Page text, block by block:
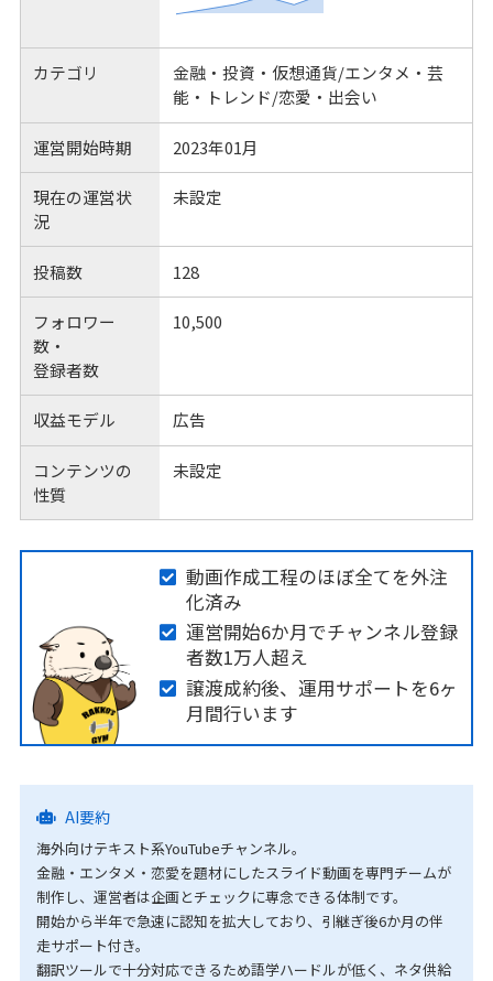
カテゴリ
金融・投資・仮想通貨/エンタメ・芸
能・トレンド/恋愛・出会い
運営開始時期 2023年01月
現在の運営状
況
未設定
投稿数 128
フォロワー
数・
登録者数
10,500
収益モデル 広告
コンテンツの
性質
未設定
動画作成工程のほぼ全てを外注
化済み
運営開始6か月でチャンネル登録
者数1万人超え
譲渡成約後、運用サポートを6ヶ
月間行います
AI要約
海外向けテキスト系YouTubeチャンネル。
金融・エンタメ・恋愛を題材にしたスライド動画を専門チームが
制作し、運営者は企画とチェックに専念できる体制です。
開始から半年で急速に認知を拡大しており、引継ぎ後6か月の伴
走サポート付き。
翻訳ツールで十分対応できるため語学ハードルが低く、ネタ供給